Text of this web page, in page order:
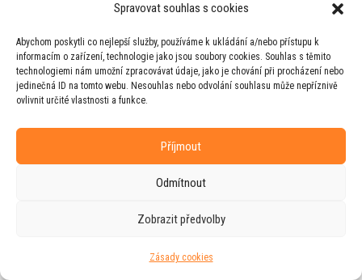
Spravovat souhlas s cookies
Abychom poskytli co nejlepší služby, používáme k ukládání a/nebo přístupu k
informacím o zařízení, technologie jako jsou soubory cookies. Souhlas s těmito
technologiemi nám umožní zpracovávat údaje, jako je chování při procházení nebo
jedinečná ID na tomto webu. Nesouhlas nebo odvolání souhlasu může nepříznivě
ovlivnit určité vlastnosti a funkce.
Příjmout
Odmítnout
Zobrazit předvolby
Zásady cookies
© 2026 Jiří Horecký – Osobní stránky Jiřího
Horeckého
Web vytvořila firma